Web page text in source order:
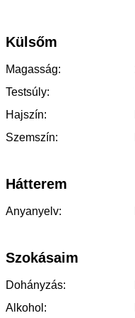
Külsőm
Magasság:
Testsúly:
Hajszín:
Szemszín:
Hátterem
Anyanyelv:
Szokásaim
Dohányzás:
Alkohol: